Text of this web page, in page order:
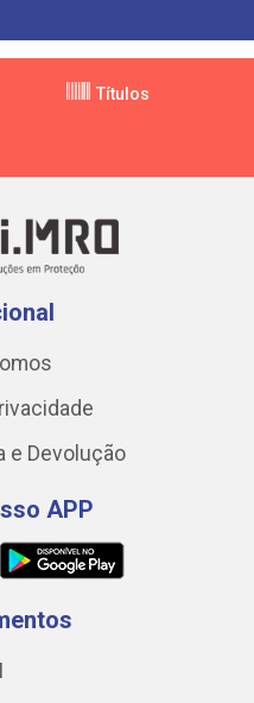
Títulos
e Devolução
APP